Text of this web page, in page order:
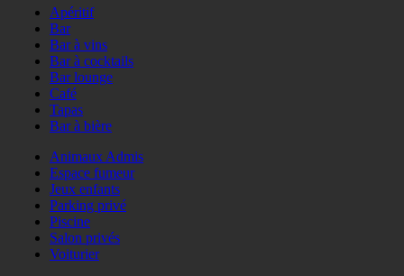
Apéritif
Bar
Bar à vins
Bar à cocktails
Bar lounge
Café
Tapas
Bar à bière
Animaux Admis
Espace fumeur
Jeux enfants
Parking privé
Piscine
Salon privés
Voiturier